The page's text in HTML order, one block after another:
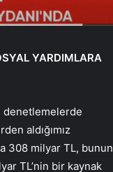
YARDIMLARA
denetlemelerde
aldığımız
308 milyar TL, bunun
TL’nin bir kaynak